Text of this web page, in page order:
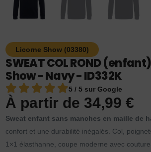
Licorne Show (03380)
SWEAT COL ROND
Show - Navy - ID332K
5 / 5 sur Google
À partir de 34,99€
Sweat enfant sans manches en maille de
confort et une durabilité inégalés. Col,
1×1 élasthanne, coupe moderne avec